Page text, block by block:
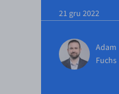
21 gru 2022
Adam
Fuchs